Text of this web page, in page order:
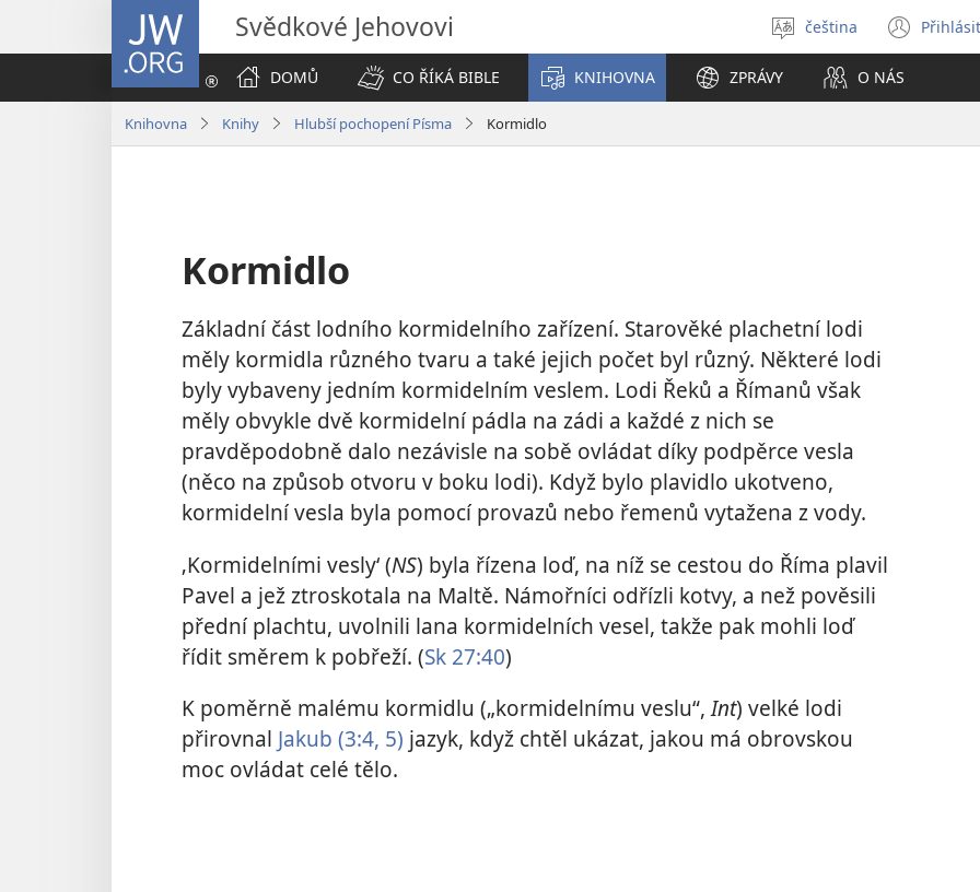
JW.ORG Svědkové Jehovovi
Vybrat
jazyk
čeština
nové
DOMŮ
CO ŘÍKÁ BIBLE KNIHOVNA ZPRÁVY O NÁS
Knihovna Knihy Hlubší pochopení Písma Kormidlo
Kormidlo
Základní část lodního kormidelního zařízení. Starověké plachetní lodi
měly kormidla různého tvaru a také jejich počet byl různý. Některé lodi
byly vybaveny jedním kormidelním veslem. Lodi Řeků a Římanů však
měly obvykle dvě kormidelní pádla na zádi a každé z nich se
pravděpodobně dalo nezávisle na sobě ovládat díky podpěrce vesla
(něco na způsob otvoru v boku lodi). Když bylo plavidlo ukotveno,
kormidelní vesla byla pomocí provazů nebo řemenů vytažena z vody.
‚Kormidelními vesly‘ (NS) byla řízena loď, na níž se cestou do Říma plavil
Pavel a jež ztroskotala na Maltě. Námořníci odřízli kotvy, a než pověsili
přední plachtu, uvolnili lana kormidelních vesel, takže pak mohli loď
řídit směrem k pobřeží. (Sk 27:40)
K poměrně malému kormidlu („kormidelnímu veslu“,Int) velké lodi
přirovnal Jakub (3:4, 5) jazyk, když chtěl ukázat, jakou má obrovskou
moc ovládat celé tělo.